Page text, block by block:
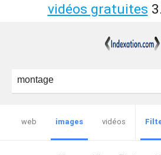
vidéos gratuites
web images vidéos